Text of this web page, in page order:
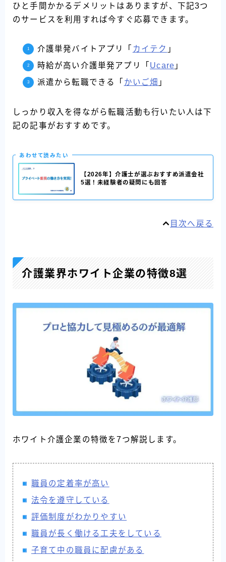
ひと手間かかるデメリットはありますが、下記3つ
のサービスを利用すれば今すぐ応募できます。
介護単発バイトアプリ「 カイテク 」
時給が高い介護単発アプリ「 Ucare 」
派遣から転職できる「 かいご畑 」
しっかり収入を得ながら転職活動も行いたい人は下
記の記事がおすすめです。
あわせて読みたい
【2026年】介護士が選ぶおすすめ派遣会社
5選！未経験者の疑問にも回答
目次へ戻る
介護業界ホワイト企業の特徴8選
ホワイト介護企業の特徴を7つ解説します。
職員の定着率が高い
法令を遵守している
評価制度がわかりやすい
職員が長く働ける工夫をしている
子育て中の職員に配慮がある